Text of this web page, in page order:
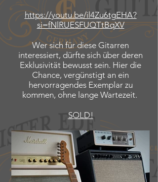
https://youtu.be/il4Zu6tgEHA?
si=fNlRUESFUQTtBqXV
Wer sich für diese Gitarren
interessiert, dürfte sich über deren
Exklusivität bewusst sein. Hier die
Chance, vergünstigt an ein
hervorragendes Exemplar zu
kommen, ohne lange Wartezeit.
SOLD!